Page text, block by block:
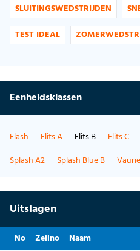
SLUITINGSWEDSTRIJDEN
TEST IDEAL
Eenheidsklassen
Flash Flits A Flits B Flits C
Splash A2
Splash Blue B
Uitslagen
No Zeilno Naam